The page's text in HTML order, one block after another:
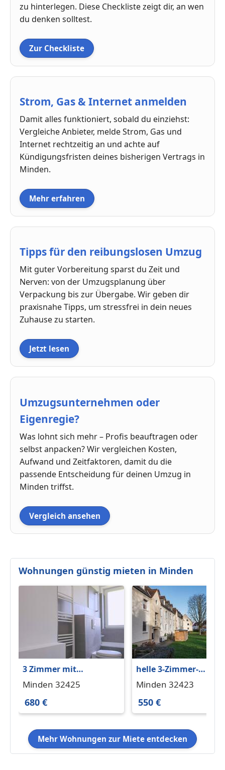
zu hinterlegen. Diese Checkliste zeigt dir, an wen
du denken solltest.
Zur Checkliste
Strom, Gas & Internet anmelden
Damit alles funktioniert, sobald du einziehst:
Vergleiche Anbieter, melde Strom, Gas und
Internet rechtzeitig an und achte auf
Kündigungsfristen deines bisherigen Vertrags in
Minden.
Mehr erfahren
Tipps für den reibungslosen Umzug
Mit guter Vorbereitung sparst du Zeit und
Nerven: von der Umzugsplanung über
Verpackung bis zur Übergabe. Wir geben dir
praxisnahe Tipps, um stressfrei in dein neues
Zuhause zu starten.
Jetzt lesen
Umzugsunternehmen oder
Eigenregie?
Was lohnt sich mehr – Profis beauftragen oder
selbst anpacken? Wir vergleichen Kosten,
Aufwand und Zeitfaktoren, damit du die
passende Entscheidung für deinen Umzug in
Minden triffst.
Vergleich ansehen
Wohnungen günstig mieten in Minden
3 Zimmer mit
Einbauküche
Minden 32425
680 €
helle 3-Zimmer-
Wohnung in Minden-
provisionsfrei
Minden 32423
550 €
Mehr Wohnungen zur Miete entdecken